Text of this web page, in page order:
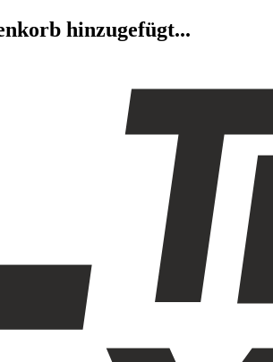
hinzugefügt...